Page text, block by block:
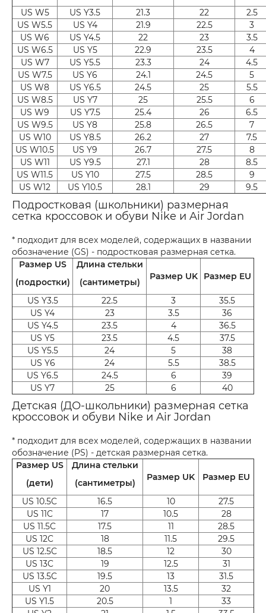
US W5 US Y3.5 21.3 22
2.5
US W5.5
US Y4 21.9 22.5
3
US W6
US Y4.5 22 23
3.5
US W6.5
US Y5 22.9 23.5
4
US W7
US Y5.5 23.3 24
4.5
US W7.5
US Y6 24.1 24.5
5
US W8
US Y6.5 24.5 25
5.5
US W8.5
US Y7 25 25.5
6
US W9
US Y7.5 25.4 26
6.5
US W9.5
US Y8 25.8 26.5
7
US W10
US Y8.5 26.2 27
7.5
US W10.5
US Y9 26.7 27.5
8
US W11
US Y9.5 27.1 28
8.5
US W11.5
US Y10 27.5 28.5
9
US W12
US Y10.5 28.1 29 9.5
Подростковая (школьники) размерная
сетка кроссовок и обуви Nike и Air Jordan
* подходит для всех моделей, содержащих в названии
обозначение (GS) - подростковая размерная сетка.
Размер US
(подростки)
Длина стельки
(сантиметры)
Размер UK Размер EU
US Y3.5 22.5 3
35.5
US Y4
23 3.5
36
US Y4.5
23.5 4
36.5
US Y5
23.5 4.5
37.5
US Y5.5
24 5
38
US Y6
24 5.5
38.5
US Y6.5
24.5 6
39
US Y7
25 6 40
Детская (ДО-школьники) размерная сетка
кроссовок и обуви Nike и Air Jordan
* подходит для всех моделей, содержащих в названии
обозначение (PS) - детская размерная сетка.
Размер US
(дети)
Длина стельки
(сантиметры)
Размер UK Размер EU
US 10.5C 16.5 10
27.5
US 11C
17 10.5
28
US 11.5C
17.5 11
28.5
US 12C
18 11.5
29.5
US 12.5C
18.5 12
30
US 13C
19 12.5
31
US 13.5C
19.5 13
31.5
US Y1
20 13.5
32
US Y1.5
20.5 1
33